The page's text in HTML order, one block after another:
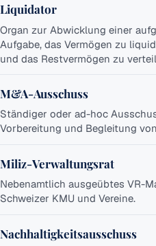
Liquidator
Organ zur Abwicklung einer
Aufgabe, das Vermögen zu
und das Restvermögen zu
M&A-Ausschuss
Ständiger oder ad-hoc
Vorbereitung und Begleitung
Miliz-Verwaltungsrat
Nebenamtlich ausgeübtes VR-
Schweizer KMU und Vereine.
Nachhaltigkeitsausschuss